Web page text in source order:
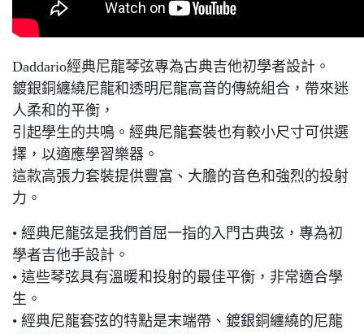
Daddario經典尼龍琴弦專為古典吉他初學者設計。
鍍銀銅纏繞尼龍和透明尼龍高音的傳統組合，帶來迷
人柔和的平衡，
引起學生的共鳴。經典尼龍套裝也有較小尺寸可供選
擇，以適應學習樂器。
這款高張力套裝提供豐富、大膽的音色和強烈的投射
力。
• 經典尼龍弦是我們首屈一指的入門古典弦，專為初
學者吉他手設計。
• 這些琴弦具有溫暖和投射的最佳平衡，非常適合學
生。
• 經典尼龍套弦的特點是末端帶、鍍銀銅纏繞的尼龍